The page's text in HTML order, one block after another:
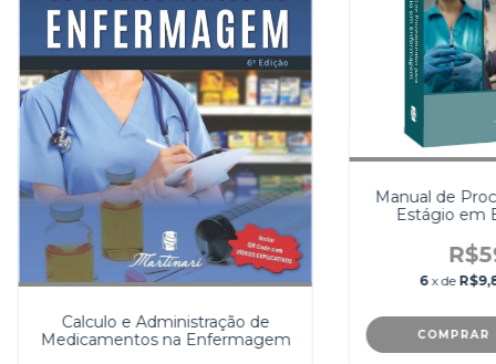
Calculo e Administração de
Medicamentos na Enfermagem
Manual de
Estágio em
6 x de